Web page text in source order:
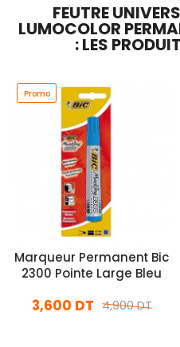
FEUTRE
LUMOCOLOR
: LES
Promo
Marqueur Permanent Bic
2300 Pointe Large Bleu
4,900 DT
3,600 DT